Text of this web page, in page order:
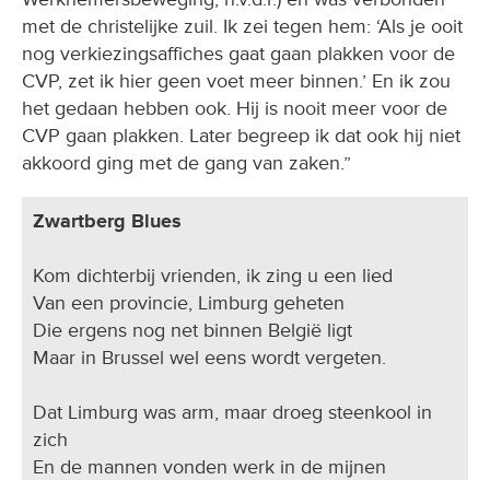
met de christelijke zuil. Ik zei tegen hem: ‘Als je ooit
nog verkiezingsaffiches gaat gaan plakken voor de
CVP, zet ik hier geen voet meer binnen.’ En ik zou
het gedaan hebben ook. Hij is nooit meer voor de
CVP gaan plakken. Later begreep ik dat ook hij niet
akkoord ging met de gang van zaken.”
Zwartberg Blues
Kom dichterbij vrienden, ik zing u een lied
Van een provincie, Limburg geheten
Die ergens nog net binnen België ligt
Maar in Brussel wel eens wordt vergeten.
Dat Limburg was arm, maar droeg steenkool in
zich
En de mannen vonden werk in de mijnen